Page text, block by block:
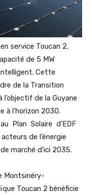
service Toucan 2,
de 5 MW
Cette
de la Transition
de la Guyane
à l’horizon 2030.
Plan Solaire d’EDF
de l’énergie
marché d’ici 2035.
Montsinéry-
Toucan 2 bénéficie